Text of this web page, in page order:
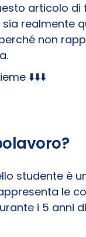
articolo di
realmente
non
⬇️⬇️⬇️
studente è
le
i 5 anni